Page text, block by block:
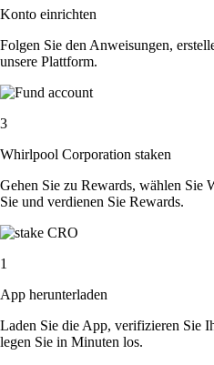
Konto einrichten
Folgen Sie den Anweisungen,
unsere Plattform.
3
Whirlpool Corporation staken
Gehen Sie zu Rewards, wählen Sie
Sie und verdienen Sie Rewards.
1
App herunterladen
Laden Sie die App, verifizieren Sie
legen Sie in Minuten los.